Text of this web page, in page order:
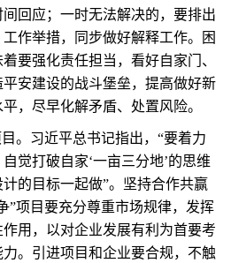
回应；一时无法解决的，要排出
作举措，同步做好解释工作。困
要强化责任担当，看好自家门、
安建设的战斗堡垒，提高做好新
，尽早化解矛盾、处置风险。
习近平总书记指出，“要着力
觉打破自家‘一亩三分地’的思维
的目标一起做”。坚持合作共赢
”项目要充分尊重市场规律，发挥
用，以对企业发展有利为首要考
。引进项目和企业要合规，不触